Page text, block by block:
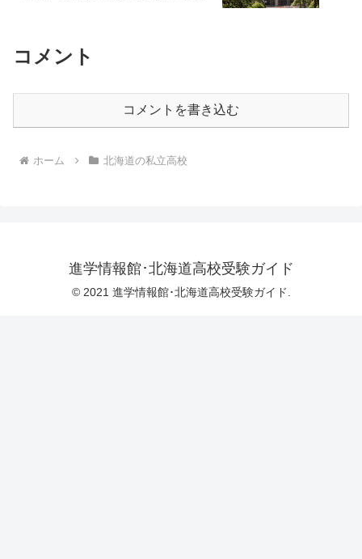
コメント
コメントを書き込む
ホーム 北海道の私立高校
進学情報館･北海道高校受験ガイド
© 2021 進学情報館･北海道高校受験ガイド.